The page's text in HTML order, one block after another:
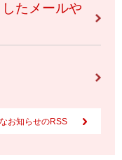
たメールや
お知らせのRSS